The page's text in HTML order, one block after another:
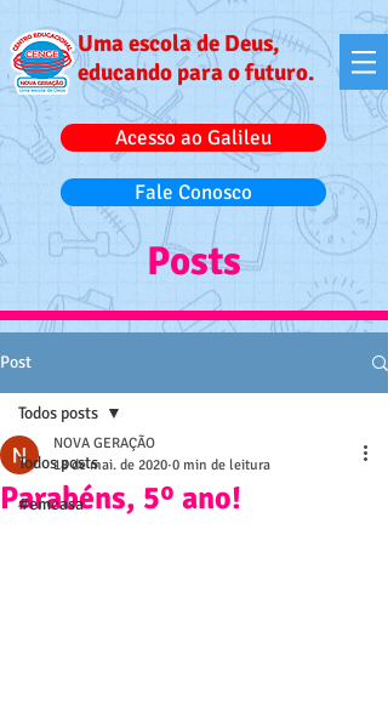
Uma escola de Deus,
educando para o futuro.
Acesso ao Galileu
Fale Conosco
Posts
Post
Todos posts
#emcasa
Todos posts
Parabéns, 5º ano!
NOVA GERAÇÃO
18 de mai. de 2020 0 min de leitura